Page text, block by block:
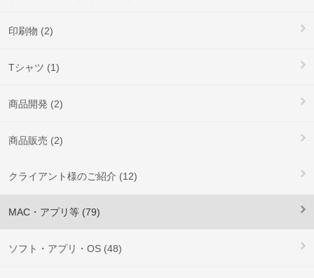
印刷物 (2)
Tシャツ (1)
商品開発 (2)
商品販売 (2)
クライアント様のご紹介 (12)
MAC・アプリ等 (79)
ソフト・アプリ・OS (48)